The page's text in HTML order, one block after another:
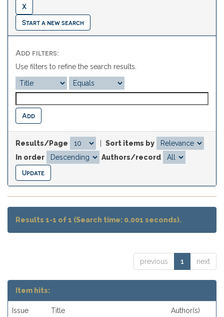
Start a new search
Add filters:
Use filters to refine the search results.
Results/Page
Sort items by
In order
Authors/record
Results 1-1 of 1 (Search time: 0.001 seconds).
previous 1 next
Item hits:
Issue
Title Author(s)